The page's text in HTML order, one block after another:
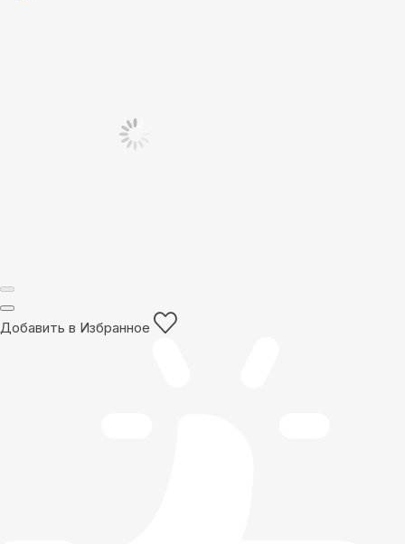
Добавить в Избранное